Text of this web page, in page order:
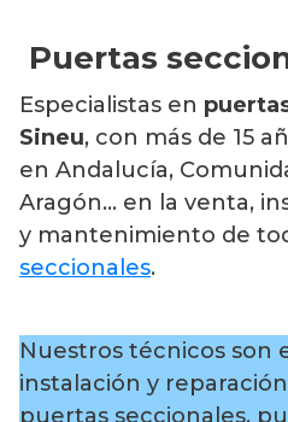
Puertas
Especialistas en
Sineu, con más de 15
en Andalucía,
Aragón… en la venta,
y mantenimiento de
seccionales.
Nuestros técnicos son
instalación y
puertas seccionales,